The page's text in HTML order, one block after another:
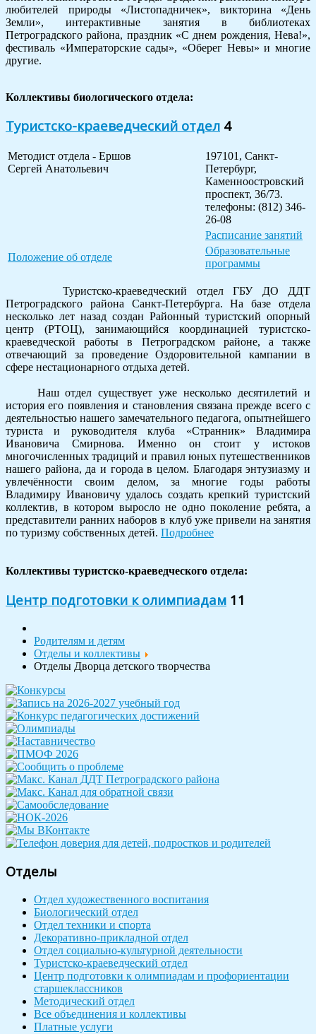
любителей природы «Листопадничек», викторина «День
Земли», интерактивные занятия в библиотеках
Петроградского района, праздник «С днем рождения, Нева!»,
фестиваль «Императорские сады», «Оберег Невы» и многие
другие.
Коллективы биологического отдела:
Туристско-краеведческий отдел 4
Методист отдела - Ершов
Сергей Анатольевич
197101, Санкт-
Петербург,
Каменноостровский
проспект, 36/73.
телефоны: (812) 346-
26-08
Расписание занятий
Положение об отделе
Образовательные
программы
Туристско-краеведческий отдел ГБУ ДО ДДТ
Петроградского района Санкт-Петербурга. На базе отдела
несколько лет назад создан Районный туристский опорный
центр (РТОЦ), занимающийся координацией туристско-
краеведческой работы в Петроградском районе, а также
отвечающий за проведение Оздоровительной кампании в
сфере нестационарного отдыха детей.
Наш отдел существует уже несколько десятилетий и
история его появления и становления связана прежде всего с
деятельностью нашего замечательного педагога, опытнейшего
туриста и руководителя клуба «Странник» Владимира
Ивановича Смирнова. Именно он стоит у истоков
многочисленных традиций и правил юных путешественников
нашего района, да и города в целом. Благодаря энтузиазму и
увлечённости своим делом, за многие годы работы
Владимиру Ивановичу удалось создать крепкий туристский
коллектив, в котором выросло не одно поколение ребята, а
представители ранних наборов в клуб уже привели на занятия
по туризму собственных детей. Подробнее
Коллективы туристско-краеведческого отдела:
Центр подготовки к олимпиадам 11
Родителям и детям
Отделы и коллективы
Отделы Дворца детского творчества
Отделы
Отдел художественного воспитания
Биологический отдел
Отдел техники и спорта
Декоративно-прикладной отдел
Отдел социально-культурной деятельности
Туристско-краеведческий отдел
Центр подготовки к олимпиадам и профориентации
старшеклассников
Методический отдел
Все объединения и коллективы
Платные услуги